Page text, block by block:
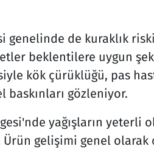
genelinde de kuraklık
beklentilere uygun
kök çürüklüğü, pas
baskınları gözleniyor.
yağışların yeterli
Ürün gelişimi genel